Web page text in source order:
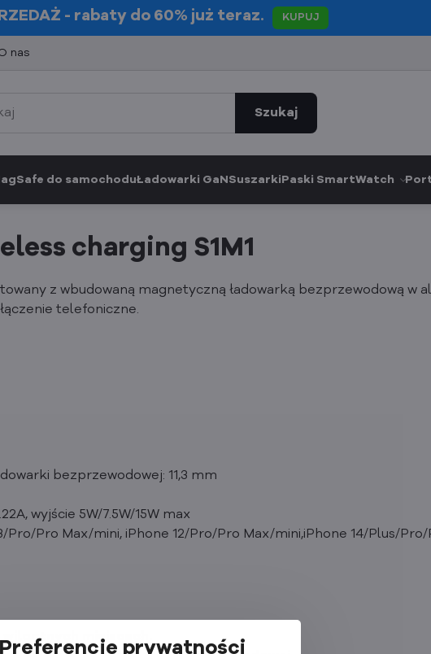
- rabaty do 60% już teraz. KUPUJ
nas
Szukaj
do samochoduŁadowarki GaN Suszarki Paski SmartWatch
charging S1M1
z wbudowaną magnetyczną ładowarką bezprzewodową w
telefoniczne.
bezprzewodowej: 11,3 mm
wyjście 5W/7.5W/15W max
Pro Max/mini, iPhone 12/Pro/Pro Max/mini,iPhone 14/Plus/
miejscach.
Preferencje prywatności